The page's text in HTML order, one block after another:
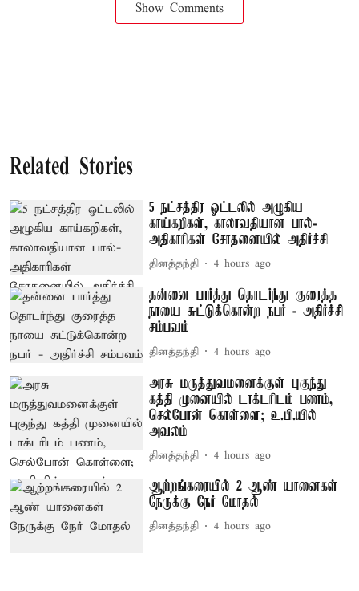
Show Comments
Related Stories
5 நட்சத்திர ஓட்டலில் அழுகிய
காய்கறிகள், காலாவதியான பால்-
அதிகாரிகள் சோதனையில் அதிர்ச்சி
தினத்தந்தி 4 hours ago
தன்னை பார்த்து தொடர்ந்து குரைத்த
நாயை சுட்டுக்கொன்ற நபர் - அதிர்ச்சி
சம்பவம்
தினத்தந்தி 4 hours ago
அரசு மருத்துவமனைக்குள் புகுந்து
கத்தி முனையில் டாக்டரிடம் பணம்,
செல்போன் கொள்ளை; உ.பி.யில்
அவலம்
தினத்தந்தி 4 hours ago
ஆற்றங்கரையில் 2 ஆண் யானைகள்
நேருக்கு நேர் மோதல்
தினத்தந்தி 4 hours ago